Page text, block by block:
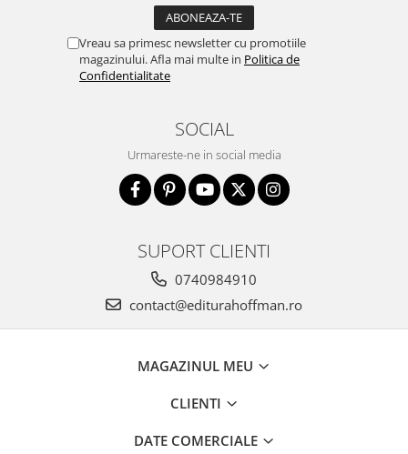
Vreau sa primesc newsletter cu promotiile
magazinului. Afla mai multe in Politica de
Confidentialitate
SOCIAL
Urmareste-ne in social media
SUPORT CLIENTI
0740984910
contact@editurahoffman.ro
MAGAZINUL MEU
CLIENTI
DATE COMERCIALE